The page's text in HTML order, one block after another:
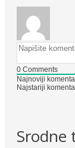
0 Comments
Najnoviji
Najstariji
Srodne